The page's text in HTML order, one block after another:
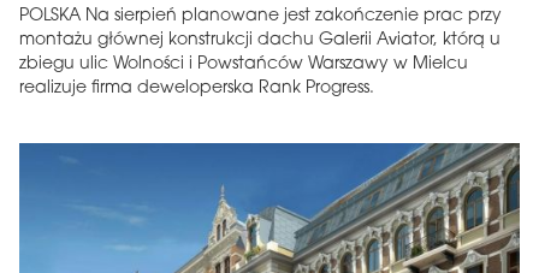
POLSKA Na sierpień planowane jest zakończenie prac przy
montażu głównej konstrukcji dachu Galerii Aviator, którą u
zbiegu ulic Wolności i Powstańców Warszawy w Mielcu
realizuje firma deweloperska Rank Progress.